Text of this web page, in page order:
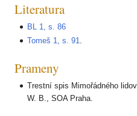
Literatura
BL 1, s. 86
Tomeš 1, s. 91
Prameny
Trestní spis Mimořádného
W. B., SOA Praha.